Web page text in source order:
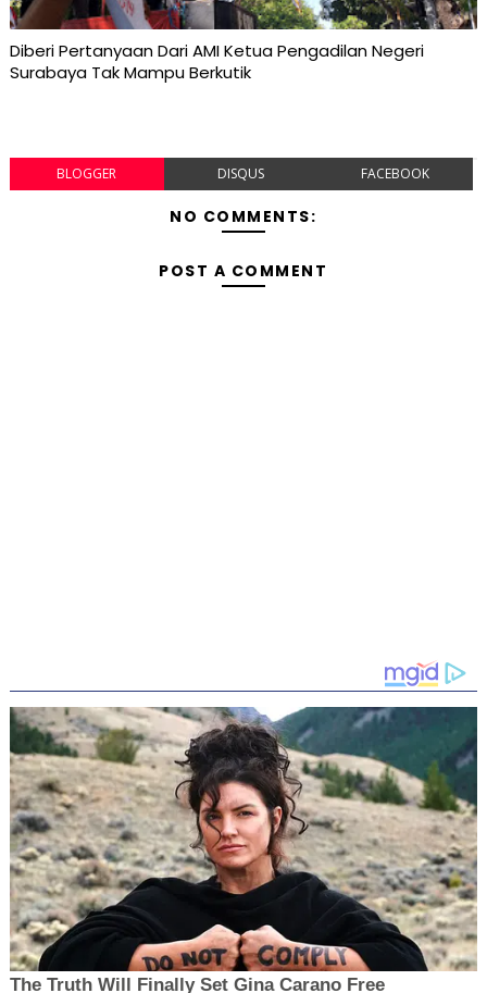
Diberi Pertanyaan Dari AMI Ketua Pengadilan Negeri
Surabaya Tak Mampu Berkutik
BLOGGER DISQUS FACEBOOK
NO COMMENTS:
POST A COMMENT